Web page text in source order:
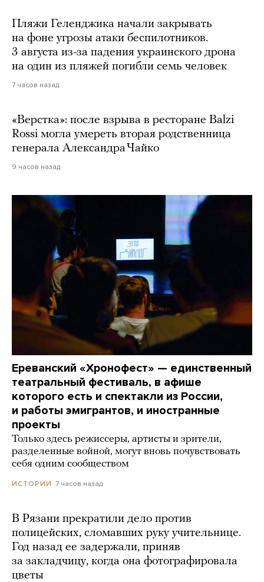
Пляжи Геленджика начали закрывать
на фоне угрозы атаки беспилотников.
3 августа из-за падения украинского дрона
на один из пляжей погибли семь человек
7 часов назад
«Верстка»: после взрыва в ресторане Balzi
Rossi могла умереть вторая родственница
генерала Александра Чайко
9 часов назад
Ереванский «Хронофест» — единственный
театральный фестиваль, в афише
которого есть и спектакли из России,
и работы эмигрантов, и иностранные
проекты
Только здесь режиссеры, артисты и зрители,
разделенные войной, могут вновь почувствовать
себя одним сообществом
ИСТОРИИ 7 часов назад
В Рязани прекратили дело против
полицейских, сломавших руку учительнице.
Год назад ее задержали, приняв
за закладчицу, когда она фотографировала
цветы